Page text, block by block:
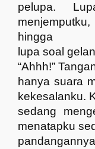
pelupa.
hingga
lupa soal
“Ahhh!”
hanya suara
kekesalanku.
sedang
menatapku